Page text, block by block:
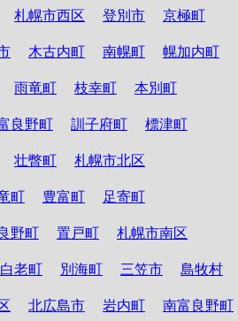
札幌市西区 登別市 京極町
木古内町 南幌町 幌加内町
雨竜町 枝幸町 本別町
良野町 訓子府町 標津町
壮瞥町 札幌市北区
町 豊富町 足寄町
野町 置戸町 札幌市南区
白老町 別海町 三笠市 島牧村
北広島市 岩内町 南富良野町